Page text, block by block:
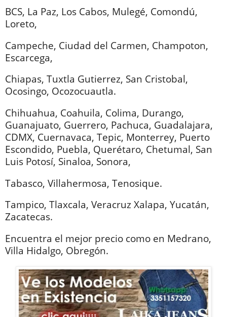
BCS, La Paz, Los Cabos, Mulegé, Comondú,
Loreto,
Campeche, Ciudad del Carmen, Champoton,
Escarcega,
Chiapas, Tuxtla Gutierrez, San Cristobal,
Ocosingo, Ocozocuautla.
Chihuahua, Coahuila, Colima, Durango,
Guanajuato, Guerrero, Pachuca, Guadalajara,
CDMX, Cuernavaca, Tepic, Monterrey, Puerto
Escondido, Puebla, Querétaro, Chetumal, San
Luis Potosí, Sinaloa, Sonora,
Tabasco, Villahermosa, Tenosique.
Tampico, Tlaxcala, Veracruz Xalapa, Yucatán,
Zacatecas.
Encuentra el mejor precio como en Medrano,
Villa Hidalgo, Obregón.